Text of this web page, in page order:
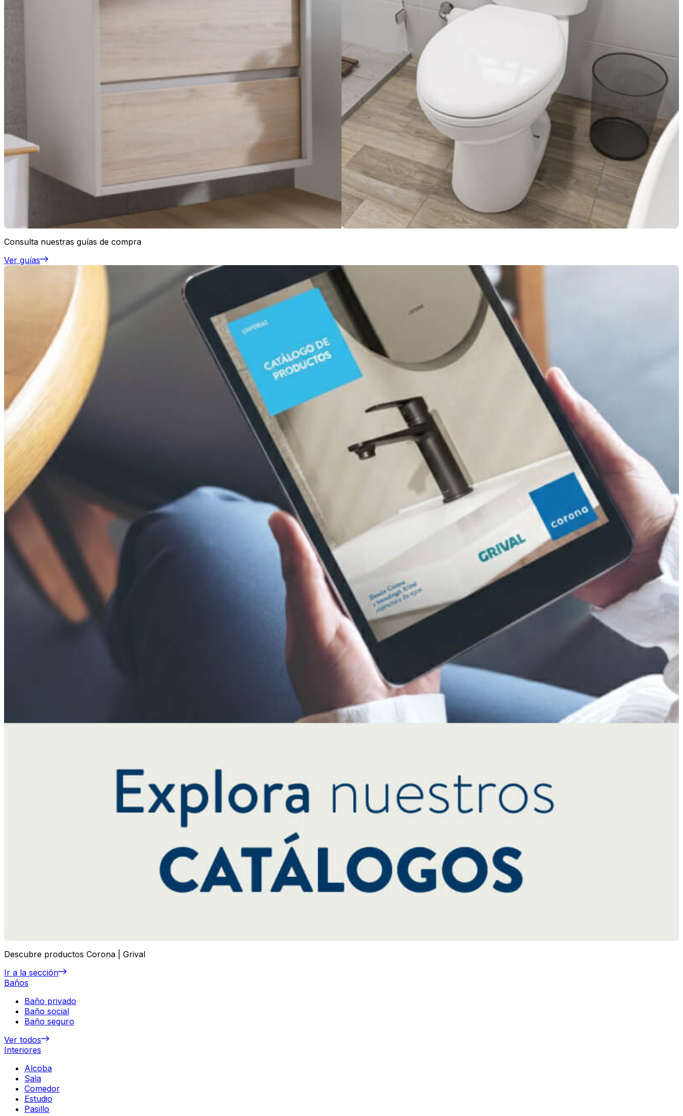
Consulta nuestras guías de compra
Ver guías
Descubre productos Corona | Grival
Ir a la sección
Baños
Baño privado
Baño social
Baño seguro
Ver todos
Interiores
Alcoba
Sala
Comedor
Estudio
Pasillo